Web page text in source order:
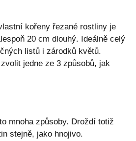
kořeny řezané rostliny je
20 cm dlouhý. Ideálně celý
listů i zárodků květů.
jedne ze 3 způsobů, jak
mnoha způsoby. Droždí totiž
stejně, jako hnojivo.